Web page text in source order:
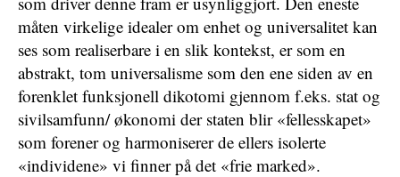
måten virkelige idealer om enhet og universalitet kan
ses som realiserbare i en slik kontekst, er som en
abstrakt, tom universalisme som den ene siden av en
forenklet funksjonell dikotomi gjennom f.eks. stat og
sivilsamfunn/ økonomi der staten blir «fellesskapet»
som forener og harmoniserer de ellers isolerte
«individene» vi finner på det «frie marked».